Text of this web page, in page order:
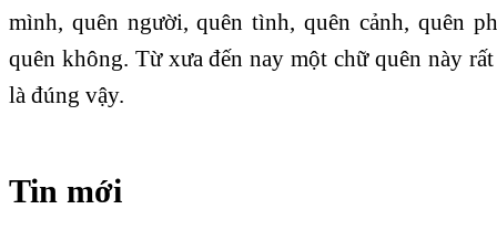
mình, quên người, quên tình, quên cảnh, quên
quên không. Từ xưa đến nay một chữ quên này
là đúng vậy.
Tin mới